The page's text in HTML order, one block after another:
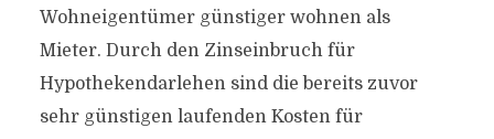
Wohneigentümer günstiger wohnen als
Mieter. Durch den Zinseinbruch für
Hypothekendarlehen sind die bereits zuvor
sehr günstigen laufenden Kosten für